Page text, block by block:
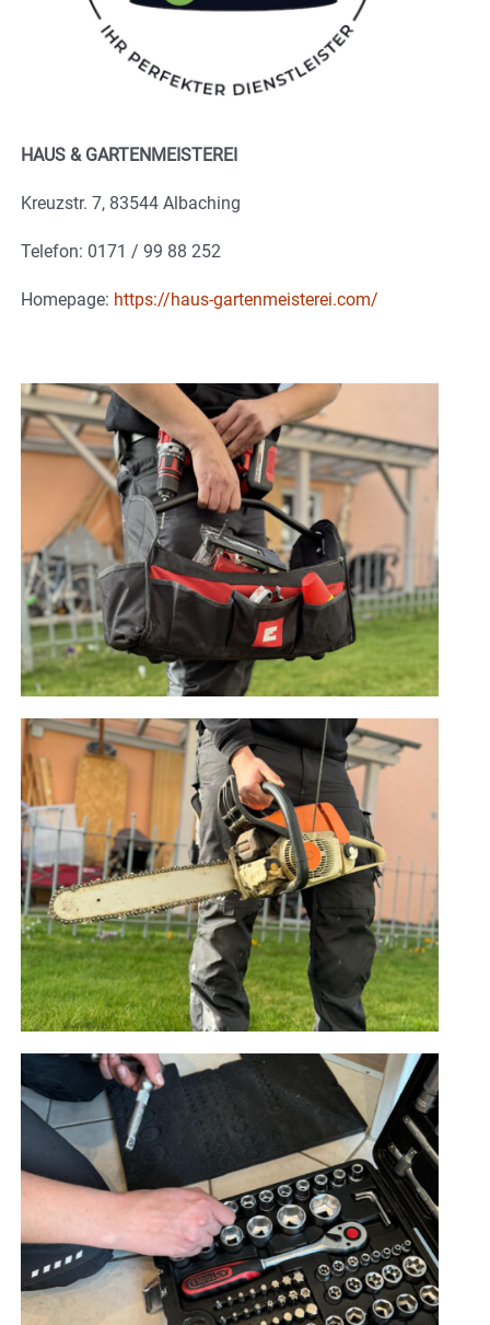
HAUS & GARTENMEISTEREI
Kreuzstr. 7, 83544 Albaching
Telefon: 0171 / 99 88 252
Homepage: https://haus-gartenmeisterei.com/